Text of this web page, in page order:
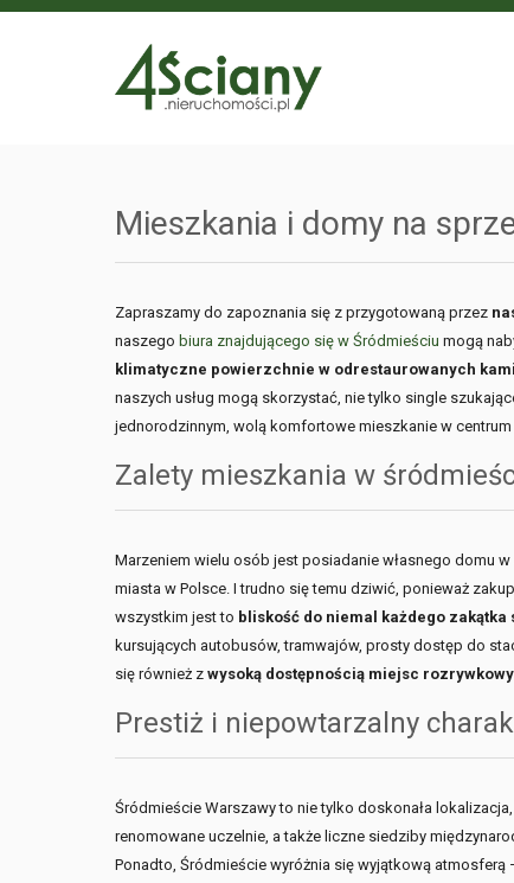
Mieszkania i domy na
Zapraszamy do zapoznania się z przygotowaną przez
naszego biura znajdującego się w Śródmieściu mogą
klimatyczne powierzchnie w odrestaurowanych
naszych usług mogą skorzystać, nie tylko single
jednorodzinnym, wolą komfortowe mieszkanie w
Zalety mieszkania w
Marzeniem wielu osób jest posiadanie własnego domu
miasta w Polsce. I trudno się temu dziwić, ponieważ
wszystkim jest to bliskość do niemal każdego zakątka
kursujących autobusów, tramwajów, prosty dostęp do
się również z wysoką dostępnością miejsc
Prestiż i niepowtarzalny
Śródmieście Warszawy to nie tylko doskonała
renomowane uczelnie, a także liczne siedziby
Ponadto, Śródmieście wyróżnia się wyjątkową